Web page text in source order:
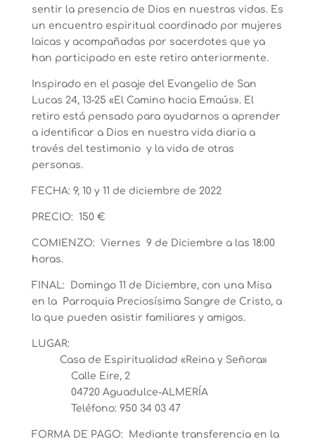
sentir la presencia de Dios en nuestras vidas. Es
un encuentro espiritual coordinado por mujeres
laicas y acompañadas por sacerdotes que ya
han participado en este retiro anteriormente.
Inspirado en el pasaje del Evangelio de San
Lucas 24, 13-25 «El Camino hacia Emaús». El
retiro está pensado para ayudarnos a aprender
a identificar a Dios en nuestra vida diaria a
través del testimonio y la vida de otras
personas.
FECHA: 9, 10 y 11 de diciembre de 2022
PRECIO: 150 €
COMIENZO: Viernes 9 de Diciembre a las 18:00
horas.
FINAL: Domingo 11 de Diciembre, con una Misa
en la Parroquia Preciosísima Sangre de Cristo, a
la que pueden asistir familiares y amigos.
LUGAR:
Casa de Espiritualidad «Reina y Señora»
Calle Eire, 2
04720 Aguadulce-ALMERÍA
Teléfono: 950 34 03 47
FORMA DE PAGO: Mediante transferencia en la